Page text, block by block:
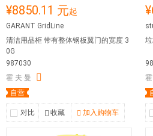
¥8850.11 元起
GARANT GridLine
清洁用品柜 带有整体钢板翼门的宽度 3
0G
987030
霍 夫 曼
自营
对比 收藏 加入购物车